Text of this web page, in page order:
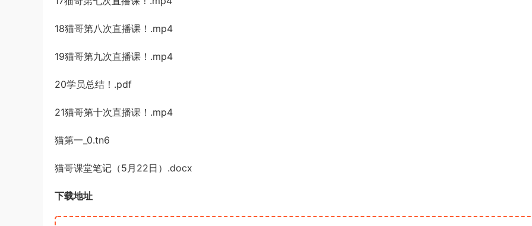
18猫哥第八次直播课！.mp4
19猫哥第九次直播课！.mp4
20学员总结！.pdf
21猫哥第十次直播课！.mp4
猫第一_0.tn6
猫哥课堂笔记（5月22日）.docx
下载地址